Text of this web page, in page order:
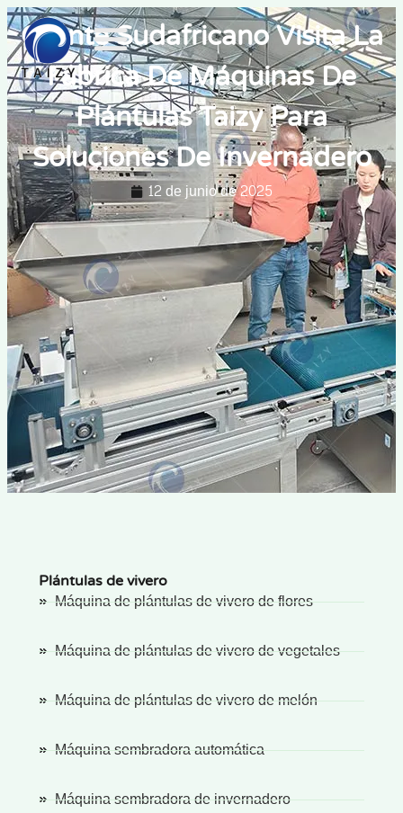
Cliente Sudafricano Visita La
Fábrica De Máquinas De
Plántulas Taizy Para
Soluciones De Invernadero
12 de junio de 2025
Plántulas de vivero
Máquina de plántulas de vivero de flores
Máquina de plántulas de vivero de vegetales
Máquina de plántulas de vivero de melón
Máquina sembradora automática
Máquina sembradora de invernadero